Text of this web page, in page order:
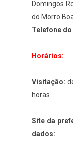
Domingos
do Morro
Telefone
Horários:
Visitação:
horas.
Site da
dados: